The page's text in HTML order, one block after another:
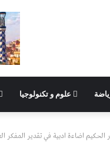
علوم و تكنولوجيا
اضاءة ادبية في تقدير المفكر